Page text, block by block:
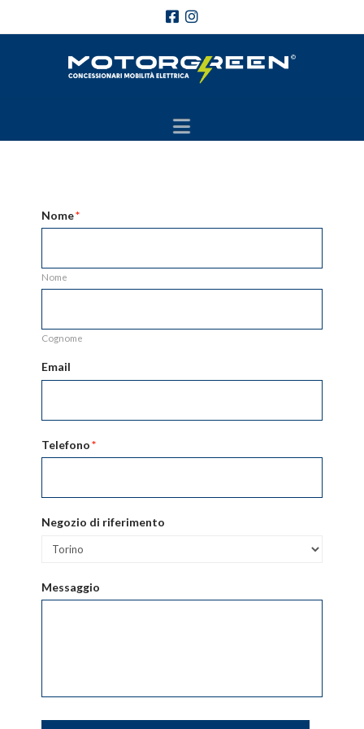
Navigation
Nome*
Nome
Cognome
Email
Telefono*
Negozio di riferimento
Messaggio
CAPTCHA